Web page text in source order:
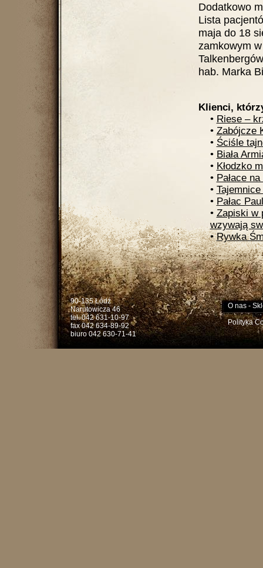
Dodatkowo
Lista
maja do 18
zamkowym
hab. Marka
Klienci,
• Riese –
• Zabójcze
• Ściśle
• Biała
• Kłodzko
• Pałace
•
• Pałac
• Zapiski w
wzywają
• Rywka
90-135 Łódź
Narutowicza 46
tel. 042 631-10-97
fax 042 634-89-92
biuro 042 630-71-41
O nas-
Polityka